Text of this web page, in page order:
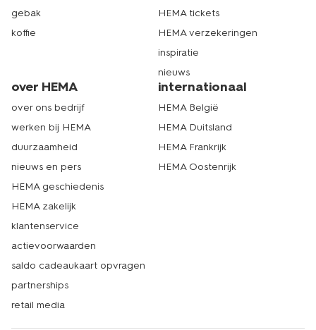
gebak
koffie
HEMA tickets
HEMA verzekeringen
inspiratie
nieuws
over HEMA
over ons bedrijf
werken bij HEMA
duurzaamheid
nieuws en pers
HEMA geschiedenis
HEMA zakelijk
klantenservice
actievoorwaarden
saldo cadeaukaart opvragen
partnerships
retail media
internationaal
HEMA België
HEMA Duitsland
HEMA Frankrijk
HEMA Oostenrijk